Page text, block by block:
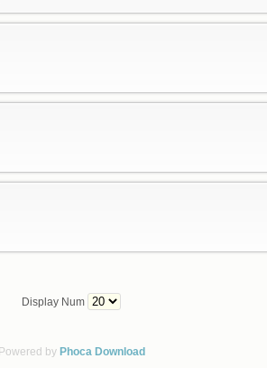
Display Num
Powered by Phoca Download